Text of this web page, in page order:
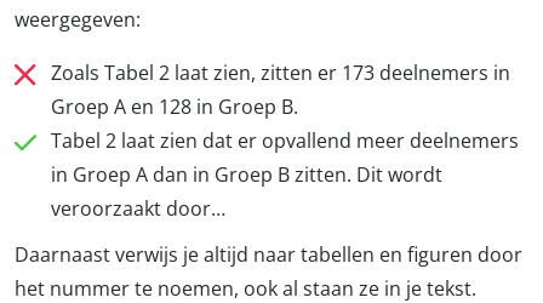
weergegeven:
Zoals Tabel 2 laat zien, zitten er 173 deelnemers in
Groep A en 128 in Groep B.
Tabel 2 laat zien dat er opvallend meer deelnemers
in Groep A dan in Groep B zitten. Dit wordt
veroorzaakt door…
Daarnaast verwijs je altijd naar tabellen en figuren door
het nummer te noemen, ook al staan ze in je tekst.